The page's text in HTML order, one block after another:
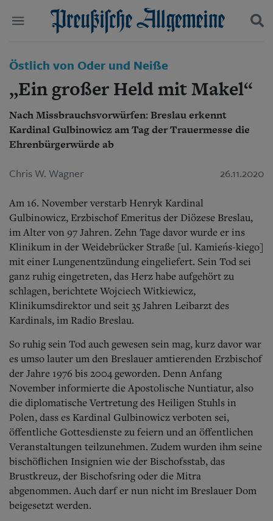
Start
Wer wir sind
Aktuelle Ausgabe
Abonnenten-Login
Abonnent werden
Abo Prämien
Archiv
Mediadaten
Politik
Wirtschaft
Gesellschaft
Leben
Geschichte
Schlesien
Danzig und Westpreußen
Bücher
Kontakt
Impressum
Datenschutz
Suchen und finden
Östlich von Oder und Neiße
„Ein großer Held mit Makel“
Nach Missbrauchsvorwürfen: Breslau erkennt
Kardinal Gulbinowicz am Tag der Trauermesse die
Ehrenbürgerwürde ab
Chris W. Wagner 26.11.2020
Am 16. November verstarb Henryk Kardinal
Gulbinowicz, Erzbischof Emeritus der Diözese Breslau,
im Alter von 97 Jahren. Zehn Tage davor wurde er ins
Klinikum in der Weidebrücker Straße [ul. Kamieńs-kiego]
mit einer Lungenentzündung eingeliefert. Sein Tod sei
ganz ruhig eingetreten, das Herz habe aufgehört zu
schlagen, berichtete Wojciech Witkiewicz,
Klinikumsdirektor und seit 35 Jahren Leibarzt des
Kardinals, im Radio Breslau.
So ruhig sein Tod auch gewesen sein mag, kurz davor war
es umso lauter um den Breslauer amtierenden Erzbischof
der Jahre 1976 bis 2004 geworden. Denn Anfang
November informierte die Apostolische Nuntiatur, also
die diplomatische Vertretung des Heiligen Stuhls in
Polen, dass es Kardinal Gulbinowicz verboten sei,
öffentliche Gottesdienste zu feiern und an öffentlichen
Veranstaltungen teilzunehmen. Zudem wurden ihm seine
bischöflichen Insignien wie der Bischofsstab, das
Brustkreuz, der Bischofsring oder die Mitra
abgenommen. Auch darf er nun nicht im Breslauer Dom
beigesetzt werden.